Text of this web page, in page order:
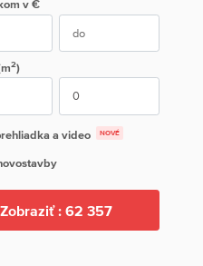
v €
2)
a video NOVÉ
Zobraziť : 62 357